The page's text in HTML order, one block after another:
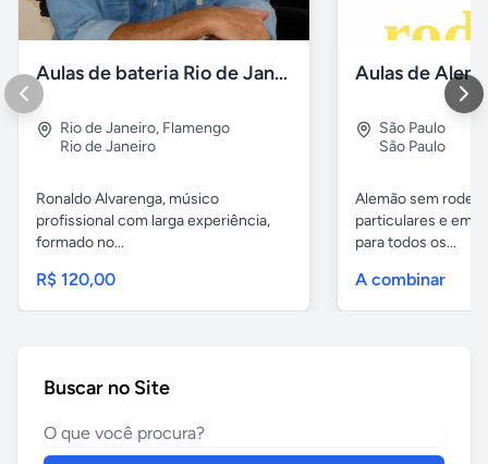
Aulas de bateria Rio de Janeiro
Rio de Janeiro, Flamengo
Rio de Janeiro
Ronaldo Alvarenga, músico
profissional com larga experiência,
formado no...
R$ 120,00
São Paulo
São Paulo
Alemão sem
particulares e em
para todos os...
A combinar
Buscar no Site